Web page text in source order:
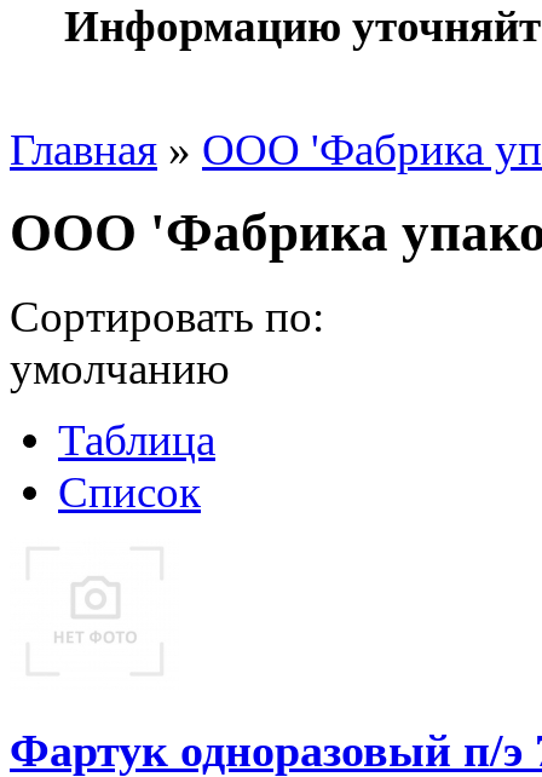
Информацию
Главная » ООО 'Фабрика
ООО 'Фабрика
Сортировать по:
умолчанию
Таблица
Список
Фартук одноразовый п/